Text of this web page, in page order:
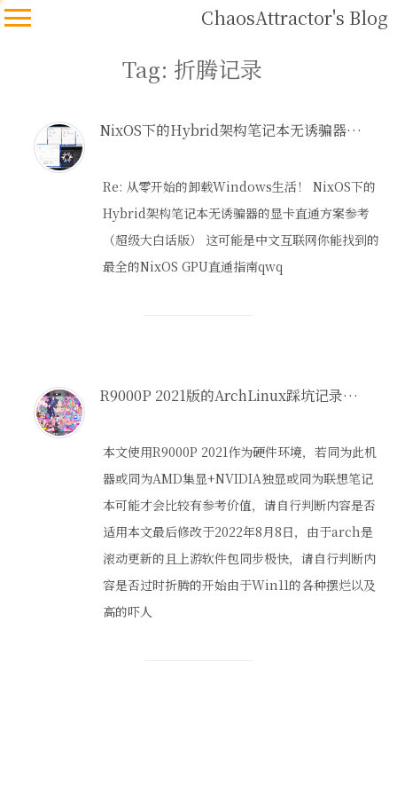
ChaosAttractor's Blog
Tag: 折腾记录
NixOS下的Hybrid架构笔记本无诱骗器的显卡直通方案参考
Re: 从零开始的卸载Windows生活！ NixOS下的
Hybrid架构笔记本无诱骗器的显卡直通方案参考
（超级大白话版） 这可能是中文互联网你能找到的
最全的NixOS GPU直通指南qwq
R9000P 2021版的ArchLinux踩坑记录（持续更新）
本文使用R9000P 2021作为硬件环境，若同为此机
器或同为AMD集显+NVIDIA独显或同为联想笔记
本可能才会比较有参考价值，请自行判断内容是否
适用本文最后修改于2022年8月8日，由于arch是
滚动更新的且上游软件包同步极快，请自行判断内
容是否过时折腾的开始由于Win11的各种摆烂以及
高的吓人